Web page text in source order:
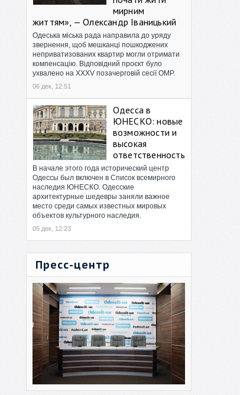
мирним
життям», — Олександр Іваницький
Одеська міська рада направила до уряду
звернення, щоб мешканці пошкоджених
неприватизованих квартир могли отримати
компенсацію. Відповідний проєкт було
ухвалено на XXXV позачерговій сесії ОМР.
06 дек, 12:51
Одесса в
ЮНЕСКО: новые
возможности и
высокая
ответственность
В начале этого года исторический центр
Одессы был включен в Список всемирного
наследия ЮНЕСКО. Одесские
архитектурные шедевры заняли важное
место среди самых известных мировых
объектов культурного наследия.
05 дек, 12:23
Пресс-центр